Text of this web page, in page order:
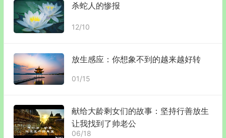
杀蛇人的惨报
12/10
放生感应：你想象不到的越来越好转
01/15
献给大龄剩女们的故事：坚持行善放生
让我找到了帅老公
06/18